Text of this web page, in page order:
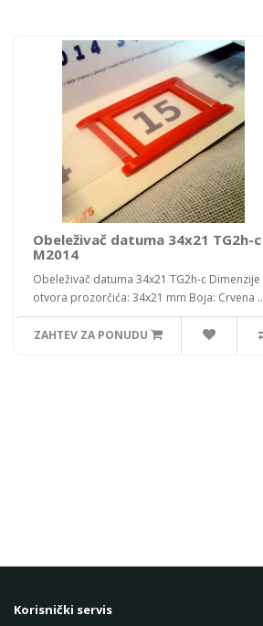
Obeleživač datuma 34x21 TG2h-c
M2014
Obeleživač datuma 34x21 TG2h-c Dimenzije
otvora prozorčića: 34x21 mm Boja: Crvena ..
ZAHTEV ZA PONUDU
Korisnički servis